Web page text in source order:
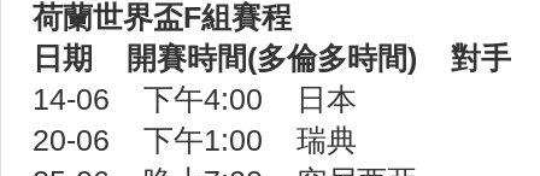
荷蘭世界盃F組賽程
日期 開賽時間(多倫多時間) 對手
14-06 下午4:00 日本
20-06 下午1:00 瑞典